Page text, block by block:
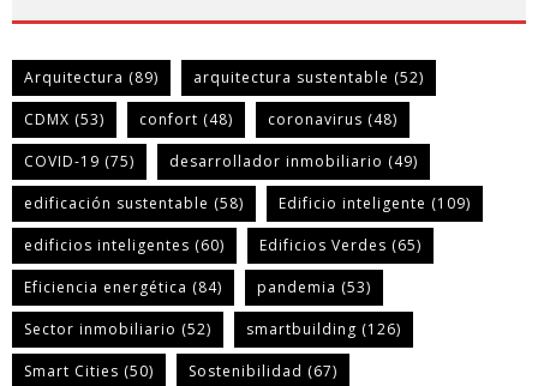
Arquitectura (89) arquitectura sustentable (52)
CDMX (53) confort (48) coronavirus (48)
COVID-19 (75) desarrollador inmobiliario (49)
edificación sustentable (58) Edificio inteligente (109)
edificios inteligentes (60) Edificios Verdes (65)
Eficiencia energética (84) pandemia (53)
Sector inmobiliario (52) smartbuilding (126)
Smart Cities (50) Sostenibilidad (67)